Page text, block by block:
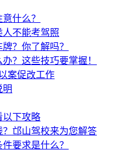
什么？
不能考驾照
？你了解吗？
？这些技巧要掌握！
案促改工作
明
以下攻略
邙山驾校来为您解答
要求是什么？